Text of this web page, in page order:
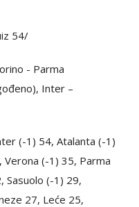
54/
- Parma
Inter –
(-1) 54, Atalanta (-1)
Verona (-1) 35, Parma
Sasuolo (-1) 29,
27, Leće 25,